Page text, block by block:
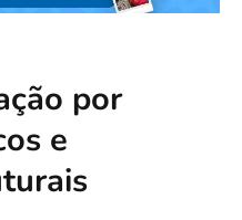
por
e